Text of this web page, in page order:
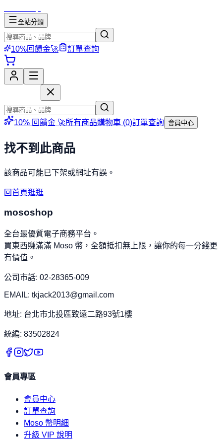
全站分類
10%回饋金🚀 訂單查詢
10% 回饋金 🚀所有商品購物車 (0)訂單查詢 會員中心
找不到此商品
該商品可能已下架或網址有誤。
回首頁逛逛
mososhop
全台最優質電子商務平台。
買東西賺滿滿 Moso 幣，全額抵扣無上限，讓你的每一分錢更
有價值。
公司市話: 02-28365-009
EMAIL: tkjack2013@gmail.com
地址: 台北市北投區致遠二路93號1樓
統編: 83502824
會員專區
會員中心
訂單查詢
Moso 幣明細
升級 VIP 說明